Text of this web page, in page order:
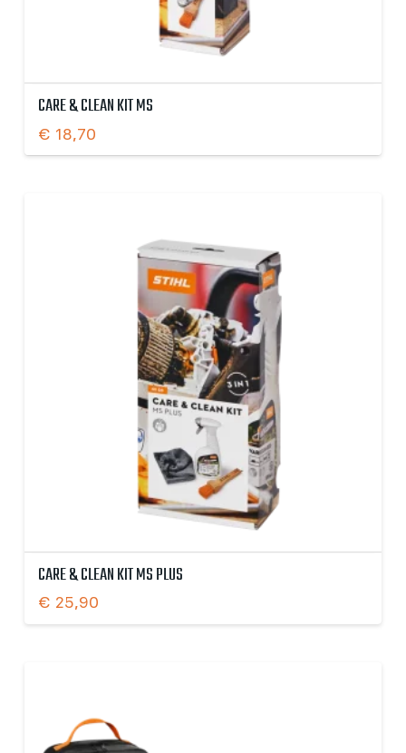
CARE & CLEAN KIT MS
€ 18,70
CARE & CLEAN KIT MS PLUS
€ 25,90